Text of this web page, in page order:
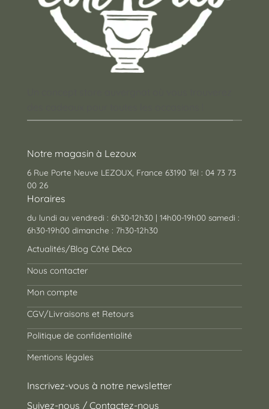
Notre magasin à Lezoux
6 Rue Porte Neuve LEZOUX, France 63190 Tél : 04 73 73
00 26
Horaires
du lundi au vendredi : 6h30-12h30 | 14h00-19h00 samedi :
6h30-19h00 dimanche : 7h30-12h30
Actualités/Blog Côté Déco
Nous contacter
Mon compte
CGV/Livraisons et Retours
Politique de confidentialité
Mentions légales
Inscrivez-vous à notre newsletter
Suivez-nous / Contactez-nous